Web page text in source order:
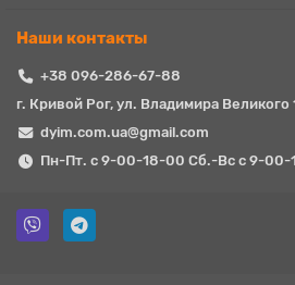
Наши контакты
+38 096-286-67-88
г. Кривой Рог, ул. Владимира Великого
dyim.com.ua@gmail.com
Пн-Пт. с 9-00-18-00 Сб.-Вс с 9-00-